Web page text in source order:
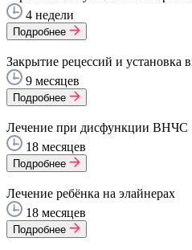
4 недели
Подробнее
Закрытие рецессий и установка
9 месяцев
Подробнее
Лечение при дисфункции ВНЧС
18 месяцев
Подробнее
Лечение ребёнка на элайнерах
18 месяцев
Подробнее